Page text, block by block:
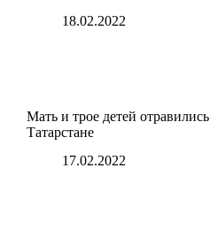
18.02.2022
Мать и трое детей
Татарстане
17.02.2022